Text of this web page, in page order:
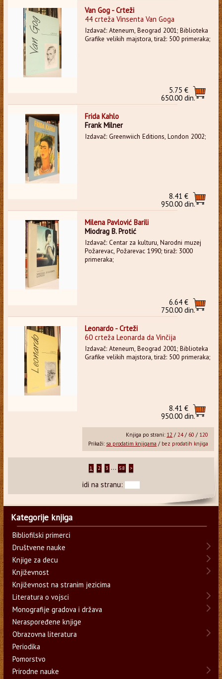
Van Gog - Crteži
44 crteža Vinsenta Van Goga
Izdavač: Ateneum, Beograd 2001; Biblioteka
Grafike velikih majstora, tiraž: 500 primeraka;
5.75 €
650.00 din.
Frida Kahlo
Frank Milner
Izdavač: Greenwiich Editions, London 2002;
8.41 €
950.00 din.
Milena Pavlović Barili
Miodrag B. Protić
Izdavač: Centar za kulturu, Narodni muzej
Požarevac, Požarevac 1990; tiraž: 3000
primeraka;
6.64 €
750.00 din.
Leonardo - Crteži
60 crteža Leonarda da Vinčija
Izdavač: Ateneum, Beograd 2001; Biblioteka
Grafike velikih majstora, tiraž: 500 primeraka;
8.41 €
950.00 din.
Knjiga po strani: 12 /24/ 60 / 120
Prikaži: sa prodatim knjigama / bez prodatih knjiga
1 2 3 ... 58 >
idi na stranu:
Kategorije knjiga
Bibliofilski primerci
Društvene nauke
Knjige za decu
Književnost
Književnost na stranim jezicima
Literatura o vojsci
Monografije gradova i država
Neraspoređene knjige
Obrazovna literatura
Periodika
Pomorstvo
Prirodne nauke